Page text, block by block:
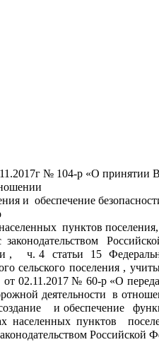
№ 104-р «О принятии
и  обеспечение
пунктов
сельского поселения ,
02.11.2017 № 60-р «О
деятельности  в
и обеспечение
населенных пунктов
Российской